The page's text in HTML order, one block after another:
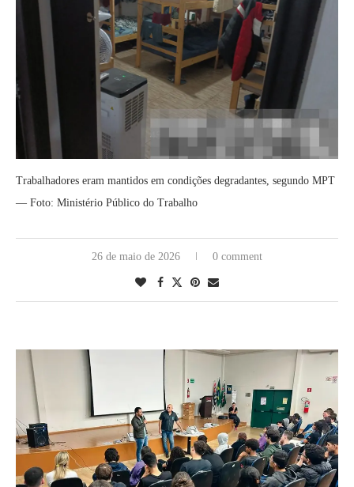
Trabalhadores eram mantidos em condições degradantes, segundo MPT
— Foto: Ministério Público do Trabalho
26 de maio de 2026 0 comment